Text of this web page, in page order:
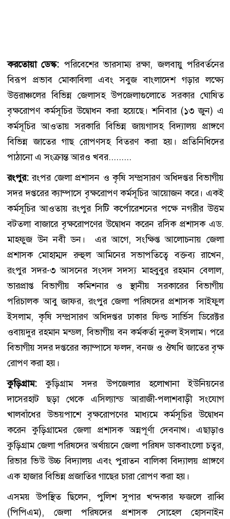
করতোয়া ডেস্ক: পরিবেশের ভারসাম্য রক্ষা, জলবায়ু পরিবর্তনের
বিরূপ প্রভাব মোকাবিলা এবং সবুজ বাংলাদেশ গড়ার লক্ষ্যে
উত্তরাঞ্চলের বিভিন্ন জেলাসহ উপজেলাগুলোতে সরকার ঘোষিত
বৃক্ষরোপণ কর্মসূচির উদ্বোধন করা হয়েছে। শনিবার (১৩ জুন) এ
কর্মসূচির আওতায় সরকারি বিভিন্ন জায়গাসহ বিদ্যালয় প্রাঙ্গণে
বিভিন্ন জাতের গাছ রোপণসহ বিতরণ করা হয়। প্রতিনিধিদের
পাঠানো এ সংক্রান্ত আরও খবর.........
রংপুর: রংপর জেলা প্রশাসন ও কৃষি সম্প্রসারণ অধিদপ্তর বিভাগীয়
সদর দপ্তরের ক্যাম্পাসে বৃক্ষরোপণ কর্মসূচির আয়োজন করে। একই
কর্মসূচির আওতায় রংপুর সিটি কর্পোরেশনের পক্ষে নগরীর উত্তম
বটতলা বাজারে বৃক্ষরোপণের উদ্বোধন করেন রসিক প্রশাসক এড.
মাহফুজ উন নবী ডন। এর আগে, সংক্ষিপ্ত আলোচনায় জেলা
প্রশাসক মোহাম্মদ রুহুল আমিনের সভাপতিত্বে বক্তব্য রাখেন,
রংপুর সদর-৩ আসনের সংসদ সদস্য মাহবুবুর রহমান বেলাল,
ভারপ্রাপ্ত বিভাগীয় কমিশনার ও স্থানীয় সরকারের বিভাগীয়
পরিচালক আবু জাফর, রংপুর জেলা পরিষদের প্রশাসক সাইফুল
ইসলাম, কৃষি সম্প্রসারণ অধিদপ্তর ঢাকার ফিল্ড সার্ভিস ডিরেক্টর
ওবায়দুর রহমান মন্ডল, বিভাগীয় বন কর্মকর্তা নুরুল ইসলাম। পরে
বিভাগীয় সদর দপ্তরের ক্যাম্পাসে ফলদ, বনজ ও ঔষধি জাতের বৃক্ষ
রোপণ করা হয়।
কুড়িগ্রাম: কুড়িগ্রাম সদর উপজেলার হলোখানা ইউনিয়নের
দাসেরহাট ছড়া থেকে এসিল্যান্ড আরাজী-পলাশবাড়ী সংযোগ
খালবাঁধের উভয়পাশে বৃক্ষরোপণের মাধ্যমে কর্মসূচির উদ্বোধন
করেন কুড়িগ্রামের জেলা প্রশাসক অন্নপূর্ণা দেবনাথ। এছাড়াও
কুড়িগ্রাম জেলা পরিষদের অর্থায়নে জেলা পরিষদ ডাকবাংলো চত্বর,
রিভার ভিউ উচ্চ বিদ্যালয় এবং পুরাতন বালিকা বিদ্যালয় প্রাঙ্গণে
এক হাজার বিভিন্ন প্রজাতির গাছের চারা রোপণ করা হয়।
এসময় উপস্থিত ছিলেন, পুলিশ সুপার খন্দকার ফজলে রাব্বি
(পিপিএম), জেলা পরিষদের প্রশাসক সোহেল হোসনাইন